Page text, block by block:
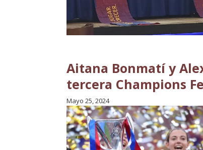
Aitana Bonmatí y
tercera Champions
Mayo 25, 2024